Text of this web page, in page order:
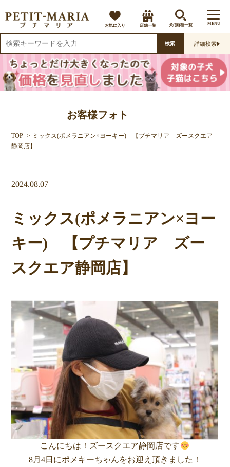
お気に入り 店舗一覧 犬(猫)種一覧 MENU
検索 詳細検索
お客様フォト
TOP
ミックス(ポメラニアン×ヨーキー) 【プチマリア ズースクエア
静岡店】
2024.08.07
ミックス(ポメラニアン×ヨー
キー) 【プチマリア ズー
スクエア静岡店】
こんにちは！ズースクエア静岡店です
8月4日にポメキーちゃんをお迎え頂きました！